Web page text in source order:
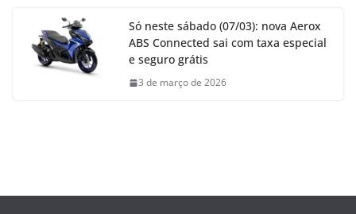
Só neste sábado (07/03): nova Aerox
ABS Connected sai com taxa especial
e seguro grátis
3 de março de 2026